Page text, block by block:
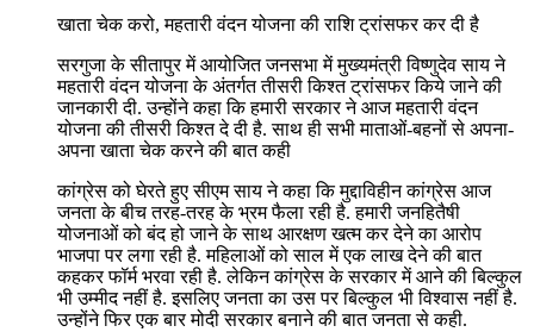
खाता चेक करो, महतारी वंदन योजना की राशि ट्रांसफर कर दी है
सरगुजा के सीतापुर में आयोजित जनसभा में मुख्यमंत्री विष्णुदेव साय ने
महतारी वंदन योजना के अंतर्गत तीसरी किश्त ट्रांसफर किये जाने की
जानकारी दी. उन्होंने कहा कि हमारी सरकार ने आज महतारी वंदन
योजना की तीसरी किश्त दे दी है. साथ ही सभी माताओं-बहनों से अपना-
अपना खाता चेक करने की बात कही
कांग्रेस को घेरते हुए सीएम साय ने कहा कि मुद्दाविहीन कांग्रेस आज
जनता के बीच तरह-तरह के भ्रम फैला रही है. हमारी जनहितैषी
योजनाओं को बंद हो जाने के साथ आरक्षण खत्म कर देने का आरोप
भाजपा पर लगा रही है. महिलाओं को साल में एक लाख देने की बात
कहकर फॉर्म भरवा रही है. लेकिन कांग्रेस के सरकार में आने की बिल्कुल
भी उम्मीद नहीं है. इसलिए जनता का उस पर बिल्कुल भी विश्वास नहीं है.
उन्होंने फिर एक बार मोदी सरकार बनाने की बात जनता से कही.